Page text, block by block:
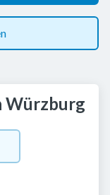
Würzburg